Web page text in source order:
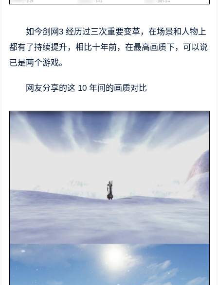
如今剑网3 经历过三次重要变革，在场景和人物上
都有了持续提升，相比十年前，在最高画质下，可以说
已是两个游戏。
网友分享的这 10 年间的画质对比